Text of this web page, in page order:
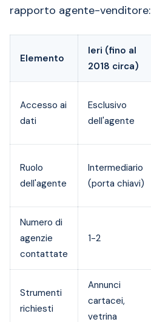
rapporto agente-venditore:
Elemento
Ieri (fino al
2018 circa)
Accesso ai
dati
Esclusivo
dell'agente
Ruolo
dell'agente
Intermediario
(porta chiavi)
Numero di
agenzie
contattate
1-2
Strumenti
richiesti
Annunci
cartacei,
vetrina